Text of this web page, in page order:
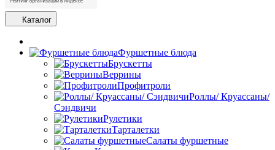
Каталог
Фуршетные блюда
Брускетты
Веррины
Профитроли
Роллы/ Круассаны/
Сэндвичи
Рулетики
Тарталетки
Салаты фуршетные